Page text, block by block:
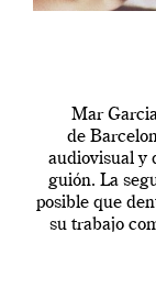
Mar
de
audiovisual y
guión. La
posible que
su trabajo